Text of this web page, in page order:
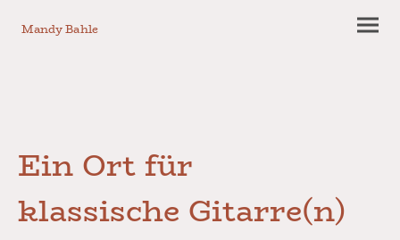
Mandy Bahle
Ein Ort für
klassische Gitarre(n)